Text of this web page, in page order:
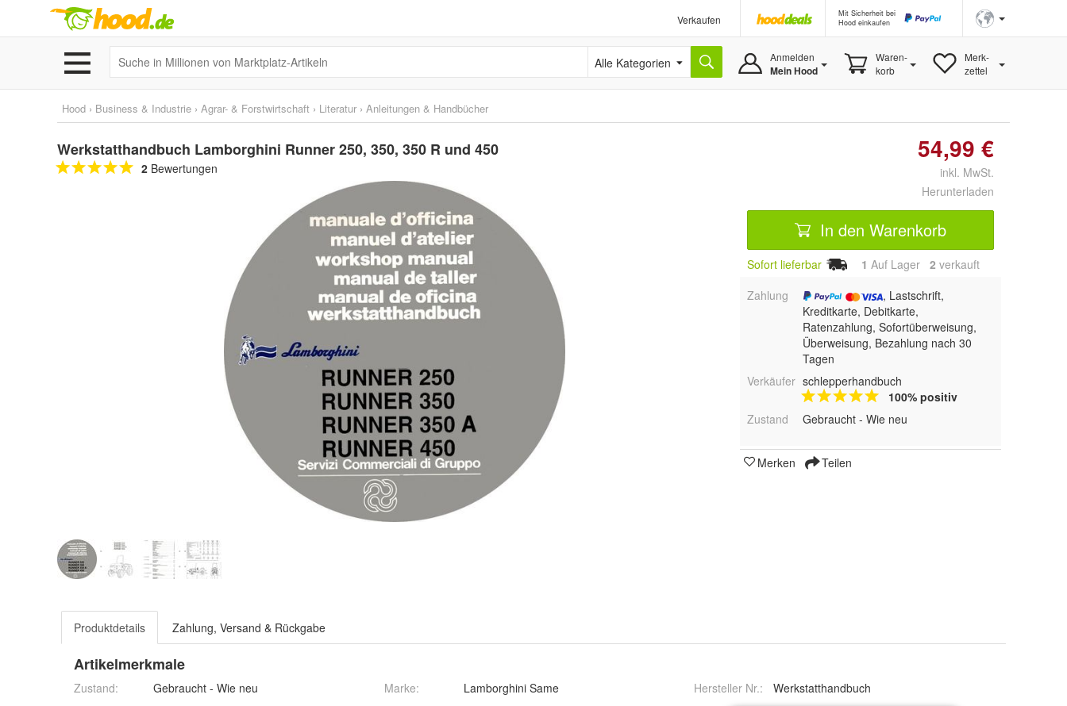
Verkaufen
Mit Sicherheit bei
Hood einkaufen
Alle Kategorien Anmelden
Mein Hood
Waren-
korb
Merk-
zettel
Hood › Business & Industrie › Agrar- & Forstwirtschaft › Literatur › Anleitungen & Handbücher
Werkstatthandbuch Lamborghini Runner 250, 350, 350 R und 450
2 Bewertungen
54,99 €
inkl. MwSt.
Herunterladen
In den Warenkorb
Sofort lieferbar 1 Auf Lager 2 verkauft
Zahlung
, Lastschrift,
Kreditkarte, Debitkarte,
Ratenzahlung, Sofortüberweisung,
Überweisung, Bezahlung nach 30
Tagen
Verkäufer schlepperhandbuch
100% positiv
Zustand
Gebraucht - Wie neu
Merken Teilen
Produktdetails Zahlung, Versand & Rückgabe
Artikelmerkmale
Zustand: Gebraucht - Wie neu Marke: Lamborghini Same Hersteller Nr.: Werkstatthandbuch